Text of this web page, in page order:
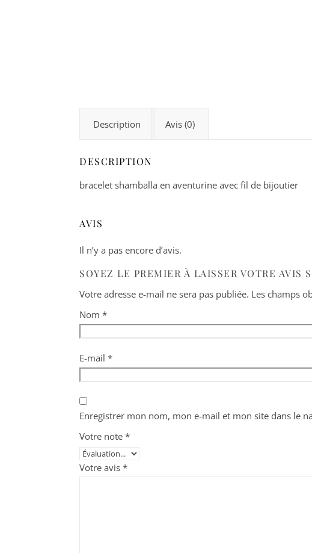
Description Avis (0)
DESCRIPTION
bracelet shamballa en aventurine avec fil de bijoutier
AVIS
Il n’y a pas encore d’avis.
SOYEZ LE PREMIER À LAISSER VOTRE AVIS
Votre adresse e-mail ne sera pas publiée. Les champs
Nom *
E-mail *
Enregistrer mon nom, mon e-mail et mon site dans le
Votre note *
Votre avis *